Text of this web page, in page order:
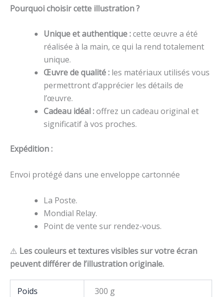
Pourquoi choisir cette illustration ?
Unique et authentique :cette œuvre a été
réalisée à la main, ce qui la rend totalement
unique.
Œuvre de qualité : les matériaux utilisés vous
permettront d’apprécier les détails de
l’œuvre.
Cadeau idéal :offrez un cadeau original et
significatif à vos proches.
Expédition :
Envoi protégé dans une enveloppe cartonnée
La Poste.
Mondial Relay.
Point de vente sur rendez-vous.
⚠️ Les couleurs et textures visibles sur votre écran
peuvent différer de l’illustration originale.
Poids 300 g